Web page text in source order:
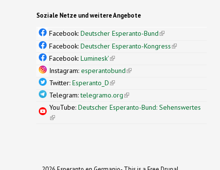
Soziale Netze und weitere Angebote
Facebook: Deutscher Esperanto-Bund(link is
external)
Facebook: Deutscher Esperanto-Kongress(link is
Facebook: Luminesk'(link is external)
Instagram: esperantobund(link is external)
Twitter: Esperanto_D(link is external)
Telegram:telegramo.org(link is external)
YouTube: Deutscher Esperanto-Bund: Sehenswertes
(link is external)